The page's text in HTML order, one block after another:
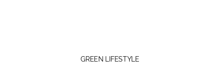
GREEN LIFESTYLE